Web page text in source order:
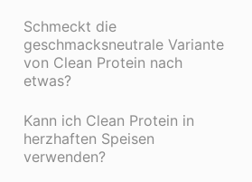
Schmeckt die
geschmacksneutrale Variante
von Clean Protein nach
etwas?
Kann ich Clean Protein in
herzhaften Speisen
verwenden?